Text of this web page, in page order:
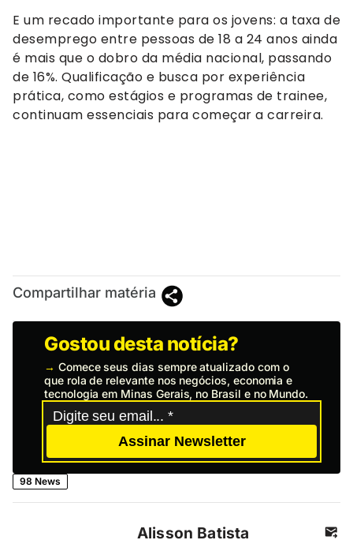
E um recado importante para os jovens: a taxa de
desemprego entre pessoas de 18 a 24 anos ainda
é mais que o dobro da média nacional, passando
de 16%. Qualificação e busca por experiência
prática, como estágios e programas de trainee,
continuam essenciais para começar a carreira.
Compartilhar matéria
Gostou desta notícia?
→ Comece seus dias sempre atualizado com o
que rola de relevante nos negócios, economia e
tecnologia em Minas Gerais, no Brasil e no Mundo.
Assinar Newsletter
98 News
Alisson Batista